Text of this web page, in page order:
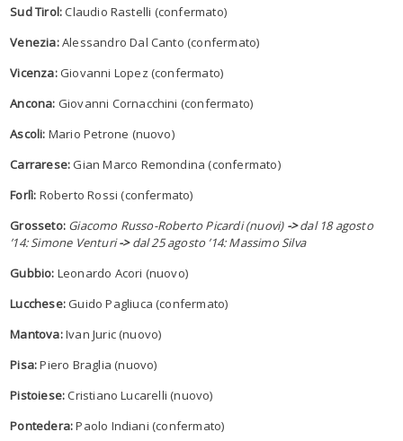
Sud Tirol:Claudio Rastelli (confermato)
Venezia:Alessandro Dal Canto (confermato)
Vicenza: Giovanni Lopez (confermato)
Ancona: Giovanni Cornacchini (confermato)
Ascoli: Mario Petrone (nuovo)
Carrarese: Gian Marco Remondina (confermato)
Forlì: Roberto Rossi (confermato)
Grosseto: Giacomo Russo-Roberto Picardi (nuovi) ->dal 18 agosto
’14: Simone Venturi->dal 25 agosto ’14: Massimo Silva
Gubbio: Leonardo Acori (nuovo)
Lucchese:Guido Pagliuca (confermato)
Mantova:Ivan Juric (nuovo)
Pisa:Piero Braglia (nuovo)
Pistoiese:Cristiano Lucarelli (nuovo)
Pontedera:Paolo Indiani (confermato)